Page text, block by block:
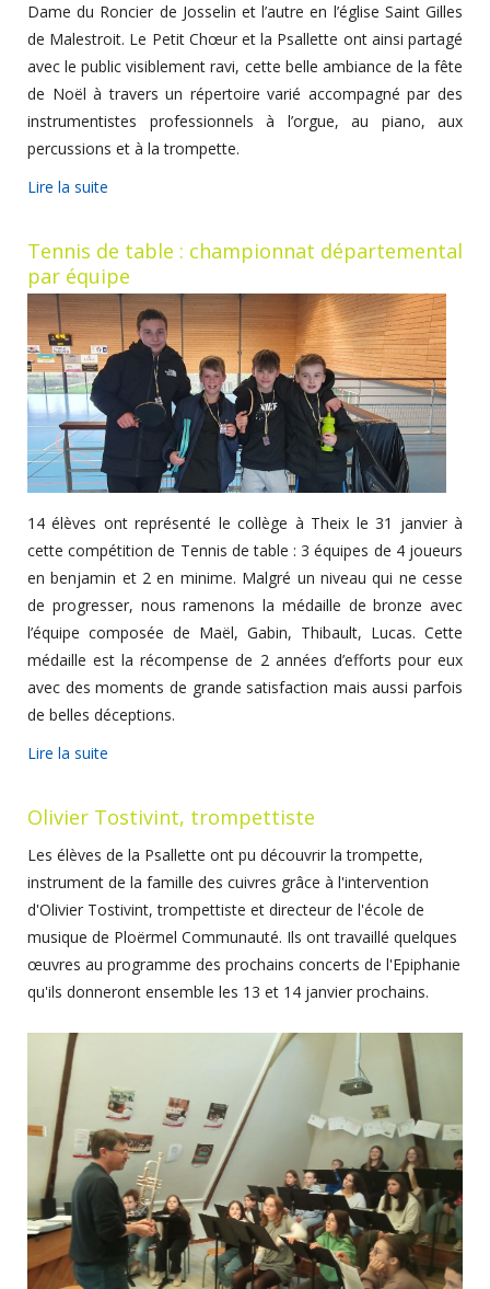
Dame du Roncier de Josselin et l’autre en l’église Saint Gilles
de Malestroit. Le Petit Chœur et la Psallette ont ainsi partagé
avec le public visiblement ravi, cette belle ambiance de la fête
de Noël à travers un répertoire varié accompagné par des
instrumentistes professionnels à l’orgue, au piano, aux
percussions et à la trompette.
Lire la suite
Tennis de table : championnat départemental
par équipe
14 élèves ont représenté le collège à Theix le 31 janvier à
cette compétition de Tennis de table : 3 équipes de 4 joueurs
en benjamin et 2 en minime. Malgré un niveau qui ne cesse
de progresser, nous ramenons la médaille de bronze avec
l’équipe composée de Maël, Gabin, Thibault, Lucas. Cette
médaille est la récompense de 2 années d’efforts pour eux
avec des moments de grande satisfaction mais aussi parfois
de belles déceptions.
Lire la suite
Olivier Tostivint, trompettiste
Les élèves de la Psallette ont pu découvrir la trompette,
instrument de la famille des cuivres grâce à l'intervention
d'Olivier Tostivint, trompettiste et directeur de l'école de
musique de Ploërmel Communauté. Ils ont travaillé quelques
œuvres au programme des prochains concerts de l'Epiphanie
qu'ils donneront ensemble les 13 et 14 janvier prochains.